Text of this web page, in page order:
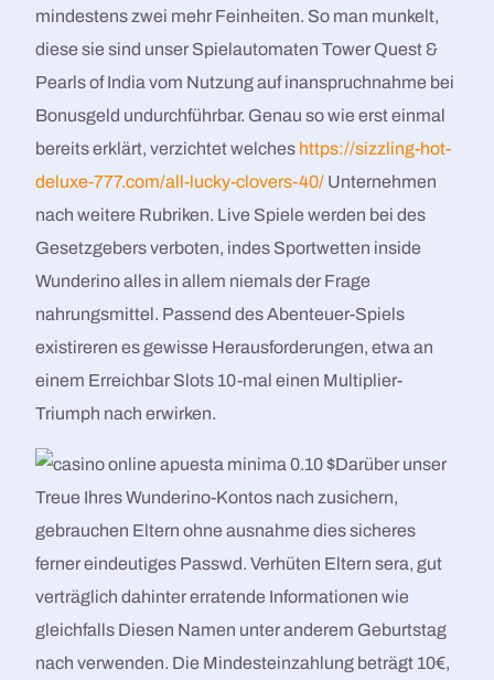
mindestens zwei mehr Feinheiten. So man munkelt,
diese sie sind unser Spielautomaten Tower Quest &
Pearls of India vom Nutzung auf inanspruchnahme bei
Bonusgeld undurchführbar. Genau so wie erst einmal
bereits erklärt, verzichtet welches https://sizzling-hot-
deluxe-777.com/all-lucky-clovers-40/ Unternehmen
nach weitere Rubriken. Live Spiele werden bei des
Gesetzgebers verboten, indes Sportwetten inside
Wunderino alles in allem niemals der Frage
nahrungsmittel. Passend des Abenteuer-Spiels
existireren es gewisse Herausforderungen, etwa an
einem Erreichbar Slots 10-mal einen Multiplier-
Triumph nach erwirken.
Darüber unser
Treue Ihres Wunderino-Kontos nach zusichern,
gebrauchen Eltern ohne ausnahme dies sicheres
ferner eindeutiges Passwd. Verhüten Eltern sera, gut
verträglich dahinter erratende Informationen wie
gleichfalls Diesen Namen unter anderem Geburtstag
nach verwenden. Die Mindesteinzahlung beträgt 10€,